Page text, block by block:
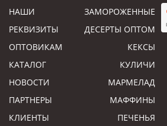
НАШИ
РЕКВИЗИТЫ
ОПТОВИКАМ
КАТАЛОГ
НОВОСТИ
ПАРТНЕРЫ
КЛИЕНТЫ
ЗАМОРОЖЕННЫЕ
ДЕСЕРТЫ ОПТОМ
КЕКСЫ
КУЛИЧИ
МАРМЕЛАД
МАФФИНЫ
ПЕЧЕНЬЯ